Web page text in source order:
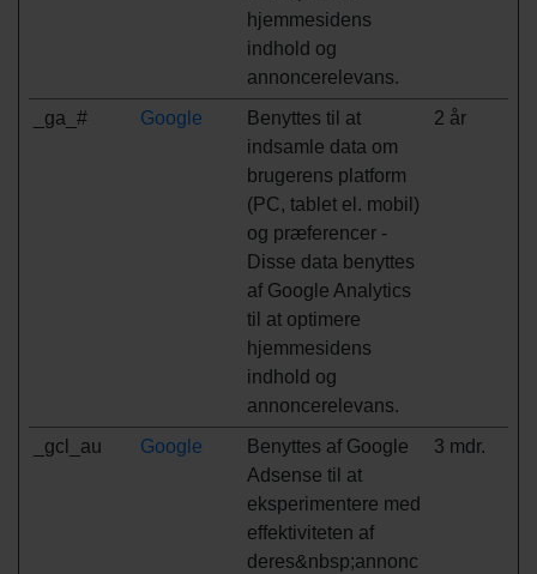
hjemmesidens
indhold og
annoncerelevans.
_ga_# Google
Benyttes til at
indsamle data om
brugerens platform
(PC, tablet el. mobil)
og præferencer -
Disse data benyttes
af Google Analytics
til at optimere
hjemmesidens
indhold og
annoncerelevans.
2 år
_gcl_au Google
Benyttes af Google
Adsense til at
eksperimentere med
effektiviteten af
deres&nbsp;annonc
3 mdr.